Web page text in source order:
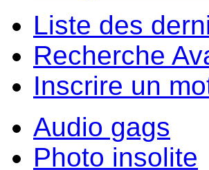
Liste des
Recherche
Inscrire un
Audio gags
Photo insolite